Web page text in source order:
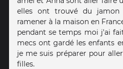
elles ont trouvé du
ramener à la maison en
pendant se temps moi j'ai
mecs ont gardé les enfants
je me suis préparer pour
filles.